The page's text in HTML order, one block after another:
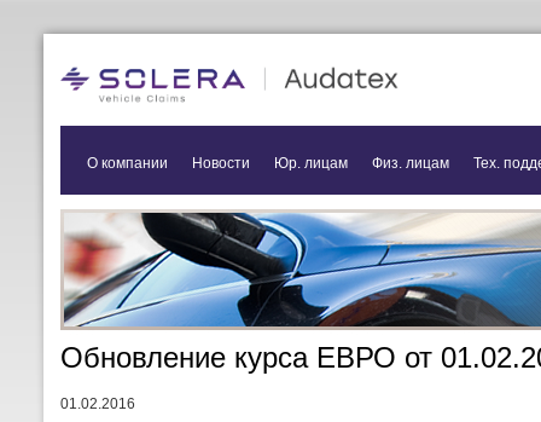
О компании Новости Юр. лицам Физ. лицам Тех.
Обновление курса ЕВРО от
01.02.2016